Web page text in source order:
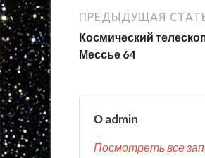
ПРЕДЫДУЩАЯ
Космический
Мессье 64
О admin
Посмотреть все